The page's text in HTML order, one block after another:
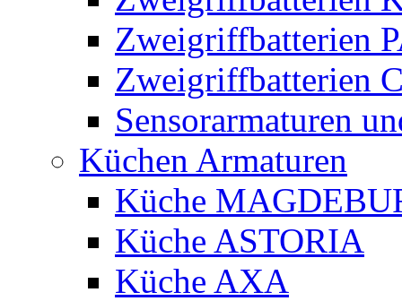
Zweigriffbatterien
Zweigriffbatterien
Sensorarmaturen
Küchen Armaturen
Küche
Küche ASTORIA
Küche AXA